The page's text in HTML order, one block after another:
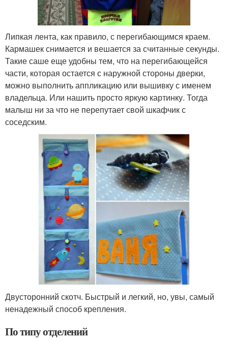
Липкая лента, как правило, с перегибающимся краем.
Кармашек снимается и вешается за считанные секунды.
Такие саше еще удобны тем, что на перегибающейся
части, которая остается с наружной стороны дверки,
можно выполнить аппликацию или вышивку с именем
владельца. Или нашить просто яркую картинку. Тогда
малыш ни за что не перепутает свой шкафчик с
соседским.
Двусторонний скотч. Быстрый и легкий, но, увы, самый
ненадежный способ крепления.
По типу отделений